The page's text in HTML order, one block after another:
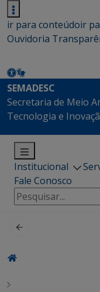
ir para conteúdoir
Ouvidoria
SEMADESC
Secretaria de Meio
Tecnologia e
Institucional
Fale Conosco
Pesquisar
por: